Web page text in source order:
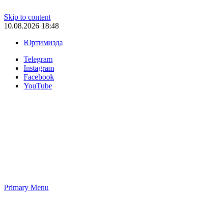
Skip to content
10.08.2026 18:48
Юртимизда
Telegram
Instagram
Facebook
YouTube
Primary Menu